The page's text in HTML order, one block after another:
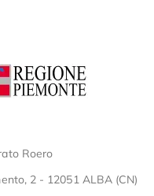
Roero
2 - 12051 ALBA (CN)